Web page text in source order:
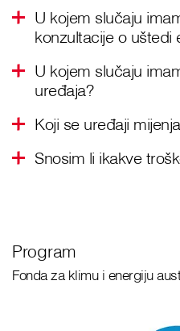
U kojem slučaju
konzultacije o uštedi
U kojem slučaju
uređaja?
Koji se uređaji
Snosim li ikakve
Program
Fonda za klimu i energiju